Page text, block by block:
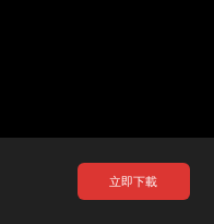
立即下載